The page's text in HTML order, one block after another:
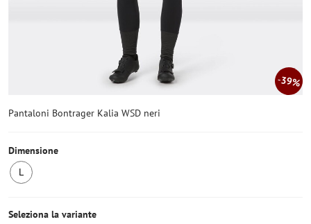
39%
Pantaloni Bontrager Kalia WSD neri
Dimensione
L
Seleziona la variante